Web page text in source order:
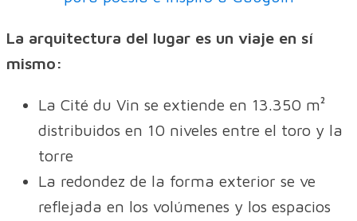
La arquitectura del lugar es un viaje en sí
mismo:
La Cité du Vin se extiende en 13.350 m²
distribuidos en 10 niveles entre el toro y la
torre
La redondez de la forma exterior se ve
reflejada en los volúmenes y los espacios